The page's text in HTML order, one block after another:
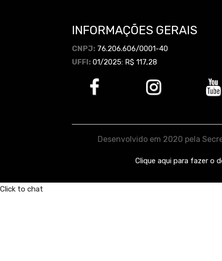
INFORMAÇÕES GERAIS
CNPJ: 76.206.606/0001-40
UFFI: 01/2025: R$ 117,28
Desenvolvido em 2020 pela
Clique aqui para fazer o
Click to chat